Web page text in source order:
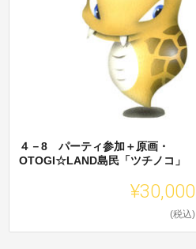
４－8 パーティ参加＋原画・
OTOGI☆LAND島民「ツチノコ」
¥30,000
(税込)